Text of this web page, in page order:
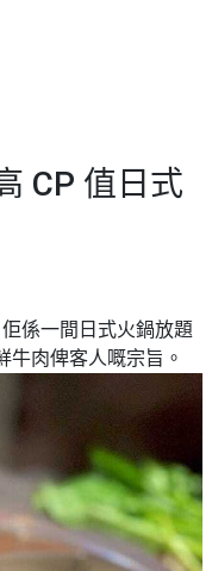
CP 值日式
係一間日式火鍋放題
牛肉俾客人嘅宗旨。